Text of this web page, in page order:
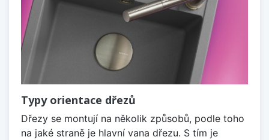
Typy orientace dřezů
Dřezy se montují na několik způsobů, podle toho
na jaké straně je hlavní vana dřezu. S tím je